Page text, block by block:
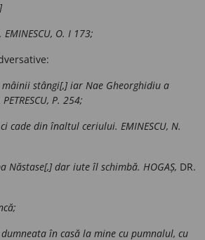
O. I 173;
stângi[,] iar Nae Gheorghidiu a
P. 254;
cade din înaltul ceriului. EMINESCU, N.
Năstase[,] dar iute îl schimbă. HOGAȘ, DR.
în casă la mine cu pumnalul, cu